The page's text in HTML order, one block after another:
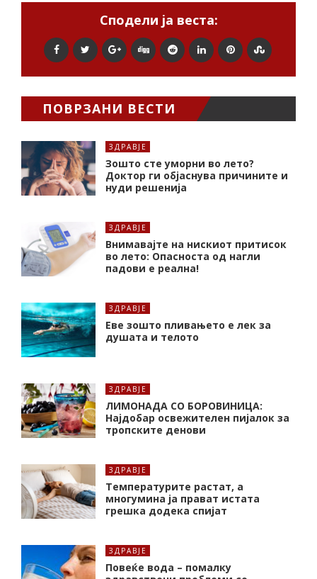
Сподели ја веста:
ПОВРЗАНИ ВЕСТИ
ЗДРАВЈЕ
Зошто сте уморни во лето?
Доктор ги објаснува причините и
нуди решенија
ЗДРАВЈЕ
Внимавајте на нискиот притисок
во лето: Опасноста од нагли
падови е реална!
ЗДРАВЈЕ
Еве зошто пливањето е лек за
душата и телото
ЗДРАВЈЕ
ЛИМОНАДА СО БОРОВИНИЦА:
Најдобар освежителен пијалок за
тропските денови
ЗДРАВЈЕ
Температурите растат, а
многумина ја прават истата
грешка додека спијат
ЗДРАВЈЕ
Повеќе вода – помалку